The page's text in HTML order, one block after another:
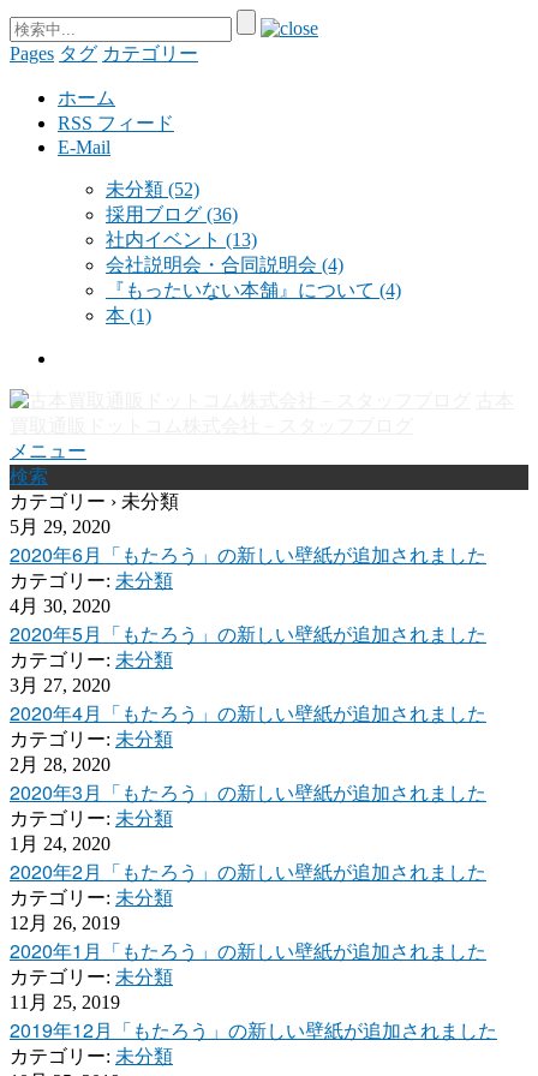
Pages タグ カテゴリー
ホーム
RSS フィード
E-Mail
未分類 (52)
採用ブログ (36)
社内イベント (13)
会社説明会・合同説明会 (4)
『もったいない本舗』について (4)
本 (1)
メニュー
検索
カテゴリー › 未分類
5月 29, 2020
2020年6月「もたろう」の新しい壁紙が追加されました
カテゴリー: 未分類
4月 30, 2020
2020年5月「もたろう」の新しい壁紙が追加されました
カテゴリー: 未分類
3月 27, 2020
2020年4月「もたろう」の新しい壁紙が追加されました
カテゴリー: 未分類
2月 28, 2020
2020年3月「もたろう」の新しい壁紙が追加されました
カテゴリー: 未分類
1月 24, 2020
2020年2月「もたろう」の新しい壁紙が追加されました
カテゴリー: 未分類
12月 26, 2019
2020年1月「もたろう」の新しい壁紙が追加されました
カテゴリー: 未分類
11月 25, 2019
2019年12月「もたろう」の新しい壁紙が追加されました
カテゴリー: 未分類